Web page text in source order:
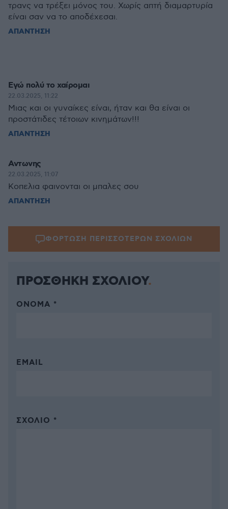
τρανς να τρέξει μόνος του. Χωρίς απτή διαμαρτυρία
είναι σαν να το αποδέχεσαι.
ΑΠΑΝΤΗΣΗ
Εγώ πολύ το χαίρομαι
22.03.2025, 11:22
Μιας και οι γυναίκες είναι, ήταν και θα είναι οι
προστάτιδες τέτοιων κινημάτων!!!
ΑΠΑΝΤΗΣΗ
Αντωνης
22.03.2025, 11:07
Κοπελια φαινονται οι μπαλες σου
ΑΠΑΝΤΗΣΗ
ΦΟΡΤΩΣΗ ΠΕΡΙΣΣΟΤΕΡΩΝ ΣΧΟΛΙΩΝ
ΠΡΟΣΘΗΚΗ ΣΧΟΛΙΟΥ
ΌΝΟΜΑ *
EMAIL
ΣΧΌΛΙΟ *